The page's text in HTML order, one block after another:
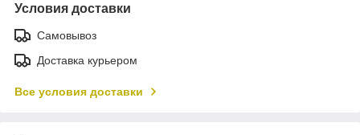
Условия доставки
Самовывоз
Доставка курьером
Все условия доставки